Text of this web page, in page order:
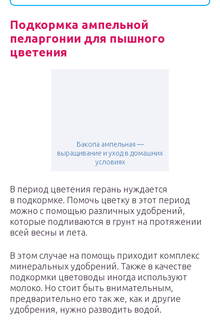
Подкормка ампельной
пеларгонии для пышного
цветения
Бакопа ампельная —
выращивание и уход в домашних
условиях
В период цветения герань нуждается
в подкормке. Помочь цветку в этот период
можно с помощью различных удобрений,
которые подливаются в грунт на протяжении
всей весны и лета.
В этом случае на помощь приходит комплекс
минеральных удобрений. Также в качестве
подкормки цветоводы иногда используют
молоко. Но стоит быть внимательным,
предварительно его так же, как и другие
удобрения, нужно разводить водой.